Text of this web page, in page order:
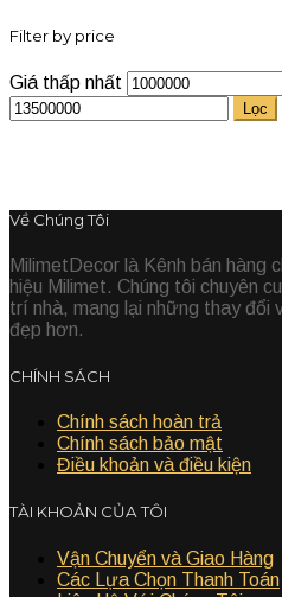
Filter by price
Giá thấp nhất
Lọc
Về Chúng Tôi
MilimetDecor là Kênh bán hàng
hiệu Milimet. Chúng tôi chuyên
trí nhà, mang lại những thay đổi
đẹp hơn.
CHÍNH SÁCH
Chính sách hoàn trả
Chính sách bảo mật
Điều khoản và điều kiện
TÀI KHOẢN CỦA TÔI
Vận Chuyển và Giao Hàng
Các Lựa Chọn Thanh Toán